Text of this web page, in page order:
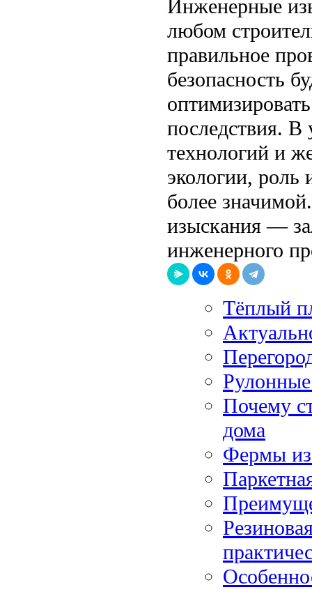
Инженерные
любом
правильное
безопасность
последствия. В
технологий и
экологии, роль
более
изыскания —
инженерного
Тёплый
Почему
дома
Фермы